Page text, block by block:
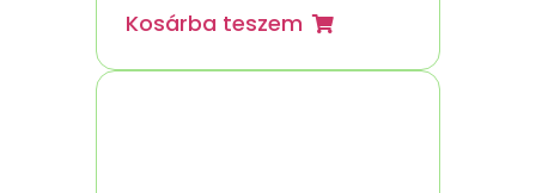
Kosárba teszem